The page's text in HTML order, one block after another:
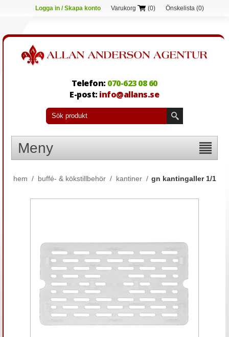
Logga in / Skapa konto Varukorg (0) Önskelista (0)
Telefon: 070-623 08 60
E-post: info@allans.se
Meny
hem / buffé- & kökstillbehör / kantiner / gn kantingaller 1/1